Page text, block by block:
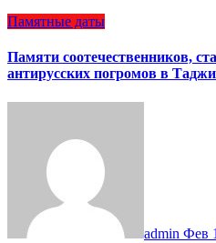
Памятные даты
Памяти соотечественников,
антирусских погромов в
admin Фев